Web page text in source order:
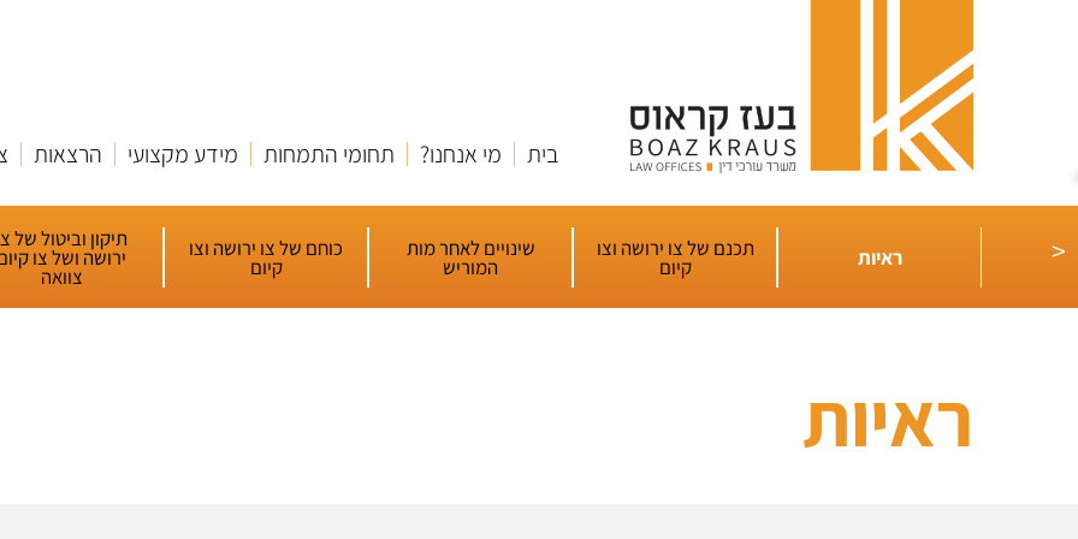
בית מי אנחנו? תחומי התמחות מידע מקצועי הרצאות
<
ידי ראיות תכנם של צו ירושה וצו
קיום
שינויים לאחר מות
המוריש
כוחם של צו ירושה וצו
קיום
תיקון וביטול של
ירושה ושל צו
צוואה
ראיות